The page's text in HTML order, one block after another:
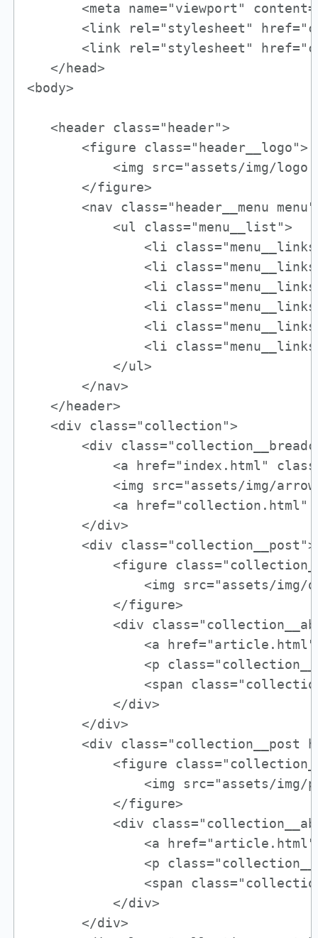
<meta name="viewport"
<link rel="stylesheet"
<link rel="stylesheet"
   </head>
<body>
   <header class="header">
       <figure class="header__logo">
<img src="assets/img/
       </figure>
<nav class="header__menu
           <ul class="menu__list">
<li
<li
<li
<li
<li
<li
           </ul>
       </nav>
   </header>
   <div class="collection">
<div
<a href="index.html"
<img src="assets/img/
<a href="collection.html"
       </div>
       <div class="collection__post">
<figure
<img src="assets/img/
           </figure>
<div
<a
<p
<span
           </div>
       </div>
<div class="collection__post
<figure
<img src="assets/img/
           </figure>
<div
<a
<p
<span
           </div>
       </div>